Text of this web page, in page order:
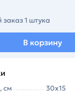
1 штука
В корзину
см
30х15